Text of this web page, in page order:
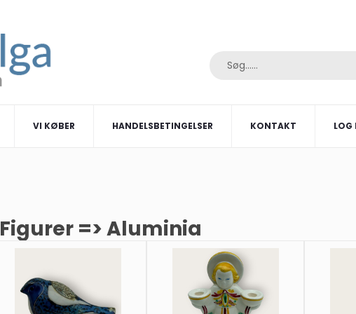
VI KØBER HANDELSBETINGELSER KONTAKT LOG
Figurer => Aluminia